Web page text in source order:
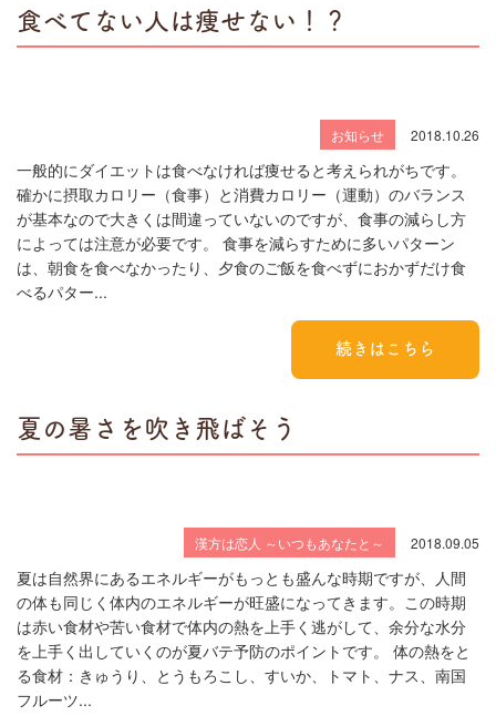
食べてない人は痩せない！？
お知らせ 2018.10.26
一般的にダイエットは食べなければ痩せると考えられがちです。
確かに摂取カロリー（食事）と消費カロリー（運動）のバランス
が基本なので大きくは間違っていないのですが、食事の減らし方
によっては注意が必要です。 食事を減らすために多いパターン
は、朝食を食べなかったり、夕食のご飯を食べずにおかずだけ食
べるパター...
続きはこちら
夏の暑さを吹き飛ばそう
漢方は恋人 ～いつもあなたと～ 2018.09.05
夏は自然界にあるエネルギーがもっとも盛んな時期ですが、人間
の体も同じく体内のエネルギーが旺盛になってきます。この時期
は赤い食材や苦い食材で体内の熱を上手く逃がして、余分な水分
を上手く出していくのが夏バテ予防のポイントです。 体の熱をと
る食材：きゅうり、とうもろこし、すいか、トマト、ナス、南国
フルーツ...